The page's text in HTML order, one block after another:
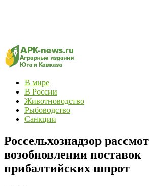
В мире
В России
Животноводство
Рыбоводство
Санкции
Россельхознадзор
возобновлении поставок
прибалтийских шпрот